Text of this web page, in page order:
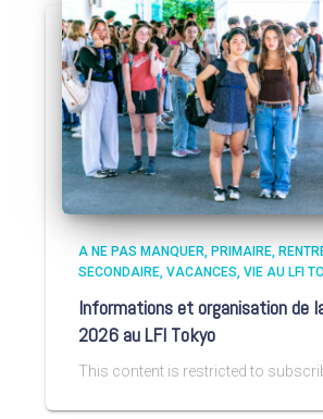
A NE PAS MANQUER PRIMAIRE
SECONDAIRE VACANCES VIE AU LFI
Informations et organisation de
2026 au LFI Tokyo
This content is restricted to